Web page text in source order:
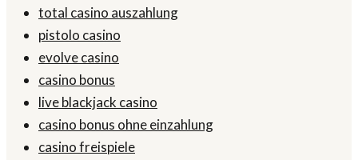
total casino auszahlung
pistolo casino
evolve casino
casino bonus
live blackjack casino
casino bonus ohne einzahlung
casino freispiele